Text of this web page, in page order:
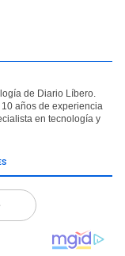
de Diario Líbero.
años de experiencia
en tecnología y